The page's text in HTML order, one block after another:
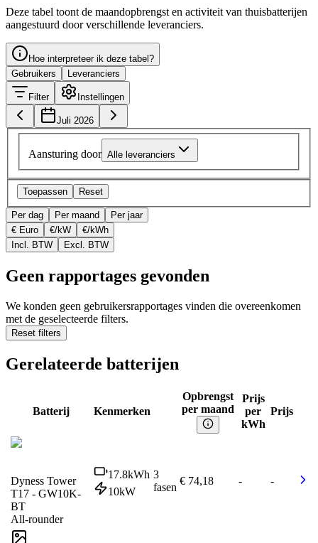
Deze tabel toont de maandopbrengst en activiteit van thuisbatterijen
aangestuurd door verschillende leveranciers.
Hoe interpreteer ik deze tabel?
Gebruikers
Leveranciers
Filter Instellingen
Juli 2026
Aansturing door Alle leveranciers
Toepassen Reset
Per dag Per maand
Per jaar
€ Euro
€/kW
€/kWh
Incl. BTW
Excl. BTW
Geen rapportages gevonden
We konden geen gebruikersrapportages vinden die overeenkomen
met de geselecteerde filters.
Reset filters
Gerelateerde batterijen
Batterij Kenmerken
Opbrengst
per maand
Prijs
per
kWh
Prijs
Dyness Tower
T17 - GW10K-
BT
All-rounder
17.8kWh
10kW
3
fasen
€ 74,18 - -